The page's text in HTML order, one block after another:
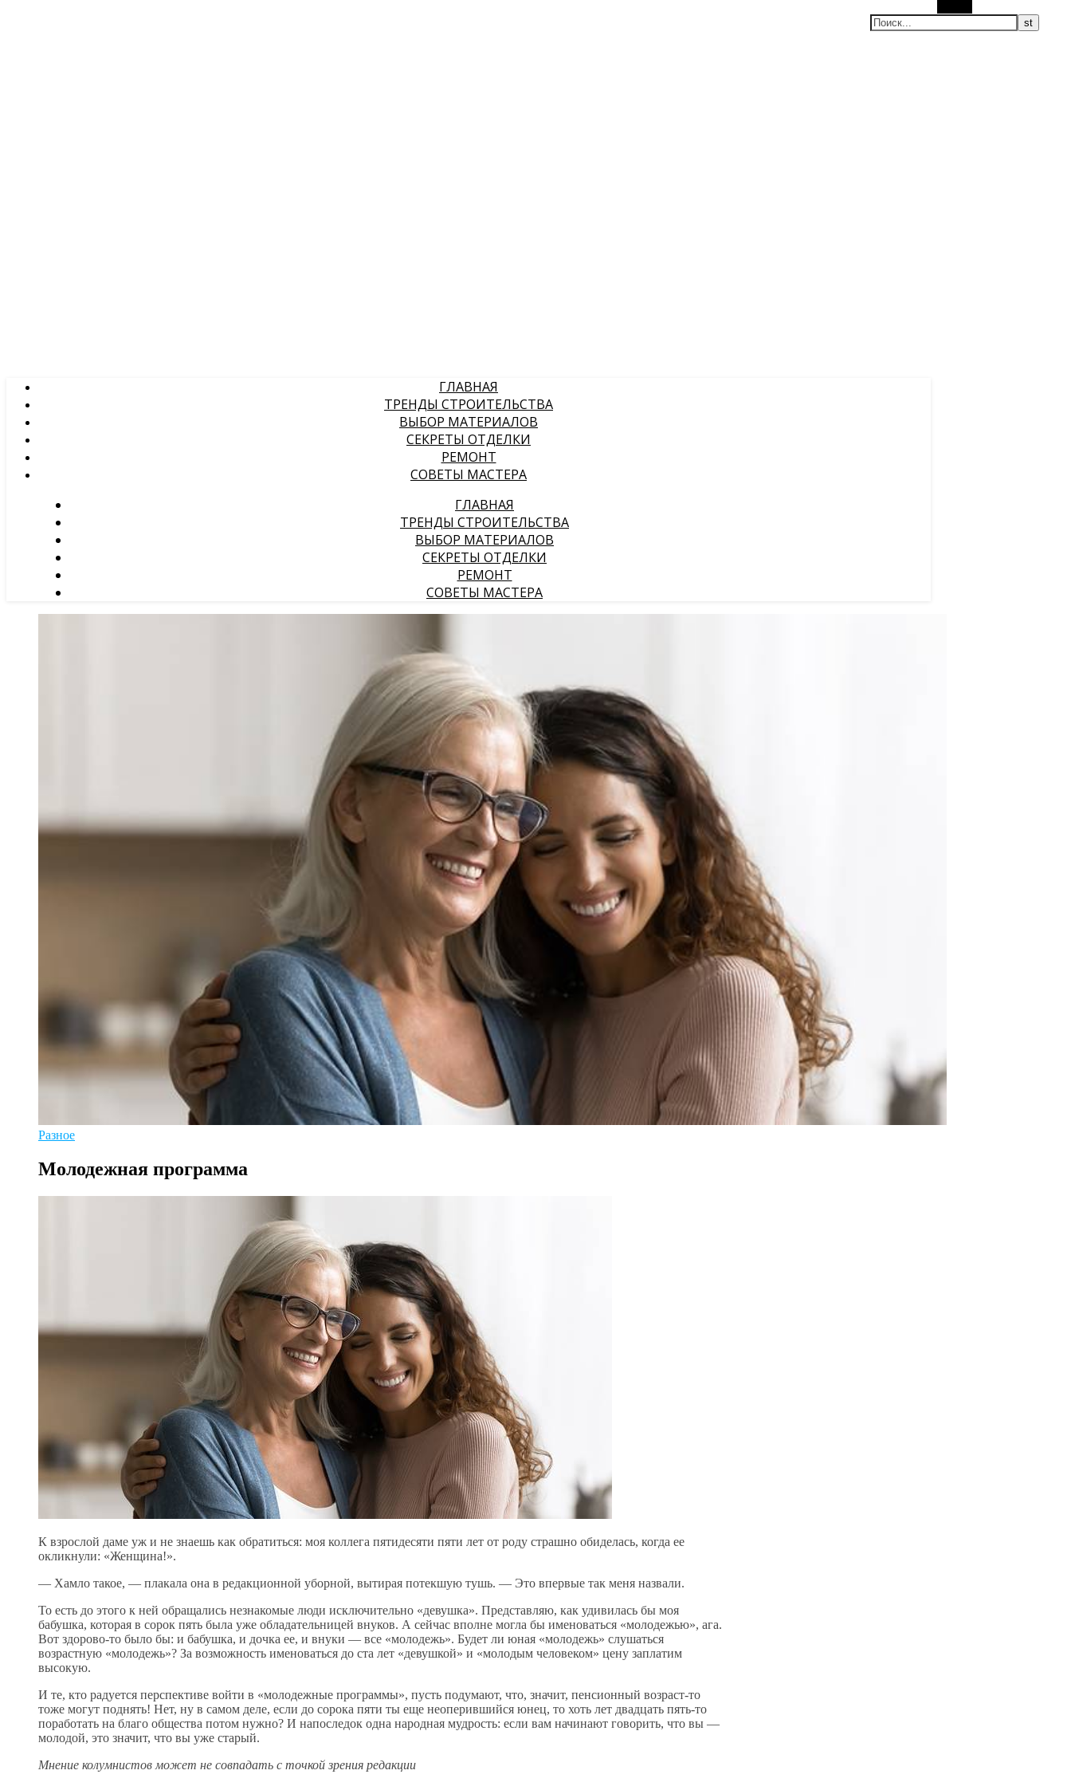
ГЛАВНАЯ
ТРЕНДЫ СТРОИТЕЛЬСТВА
ВЫБОР МАТЕРИАЛОВ
СЕКРЕТЫ ОТДЕЛКИ
РЕМОНТ
СОВЕТЫ МАСТЕРА
ГЛАВНАЯ
ТРЕНДЫ СТРОИТЕЛЬСТВА
ВЫБОР МАТЕРИАЛОВ
СЕКРЕТЫ ОТДЕЛКИ
РЕМОНТ
СОВЕТЫ МАСТЕРА
Разное
Молодежная программа
К взрослой даме уж и не знаешь как обратиться: моя коллега пятидесяти пяти лет от роду страшно обиделась, когда ее
окликнули: «Женщина!».
— Хамло такое, — плакала она в редакционной уборной, вытирая потекшую тушь. — Это впервые так меня назвали.
То есть до этого к ней обращались незнакомые люди исключительно «девушка». Представляю, как удивилась бы моя
бабушка, которая в сорок пять была уже обладательницей внуков. А сейчас вполне могла бы именоваться «молодежью», ага.
Вот здорово-то было бы: и бабушка, и дочка ее, и внуки — все «молодежь». Будет ли юная «молодежь» слушаться
возрастную «молодежь»? За возможность именоваться до ста лет «девушкой» и «молодым человеком» цену заплатим
высокую.
И те, кто радуется перспективе войти в «молодежные программы», пусть подумают, что, значит, пенсионный возраст-то
тоже могут поднять! Нет, ну в самом деле, если до сорока пяти ты еще неоперившийся юнец, то хоть лет двадцать пять-то
поработать на благо общества потом нужно? И напоследок одна народная мудрость: если вам начинают говорить, что вы —
молодой, это значит, что вы уже старый.
Мнение колумнистов может не совпадать с точкой зрения редакции